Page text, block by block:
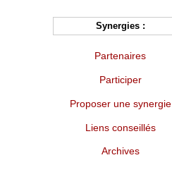
Synergies :
Partenaires
Participer
Proposer une synergie
Liens conseillés
Archives